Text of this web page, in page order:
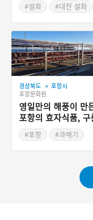
버렸다. 부인의 꿈에 산신
이 나타나 새끼들까지 죽
죄로 벌을 받을 것이라
자, 부인은 남편에게 사
그만 두라고 하였다.
부부가 농사에 힘쓰자
의 꿈에 산신령이 나타
성에 감동하여 아들을
할 것이라 했고, 과연
하여 아들을 낳았다. 산신
이 또 남편의 꿈에 나타
바위에서 미역을 따다 부
에게 먹이라 하니, 남편
미역국을 끓여 부인에게
였고 이후로 그 바위는 미
바위라 불렸다.
#설화 #대전 설화
경상북도 > 포항시
포항문화원
영일만의 해풍이 만
포항의 효자식품, 구
포 과메기
#포항
#과메기